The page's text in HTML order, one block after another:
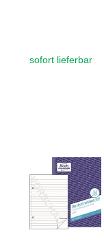
sofort lieferbar